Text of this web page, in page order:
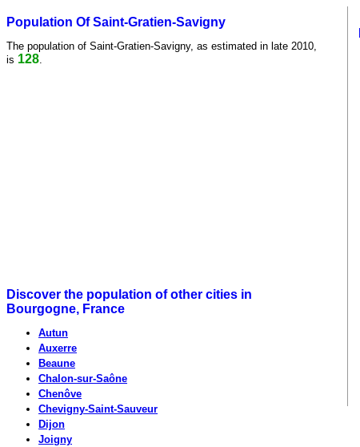
Population Of Saint-Gratien-Savigny
The population of Saint-Gratien-Savigny, as estimated in late 2010,
is 128
Discover the population of other cities in
Bourgogne, France
Autun
Auxerre
Beaune
Chalon-sur-Saône
Chenôve
Chevigny-Saint-Sauveur
Dijon
Joigny